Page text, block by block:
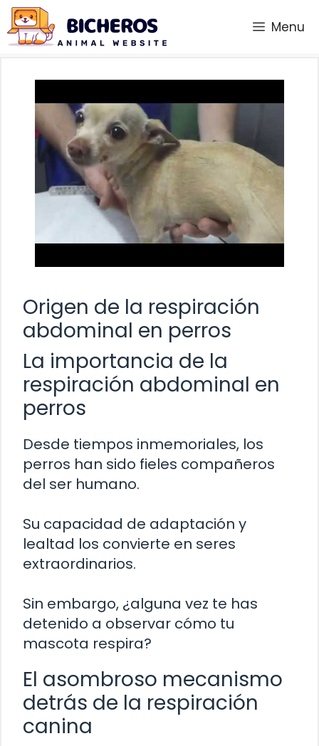
Saltar
al
contenido
Menu
Origen de la respiración
abdominal en perros
La importancia de la
respiración abdominal en
perros
Desde tiempos inmemoriales, los
perros han sido fieles compañeros
del ser humano.
Su capacidad de adaptación y
lealtad los convierte en seres
extraordinarios.
Sin embargo, ¿alguna vez te has
detenido a observar cómo tu
mascota respira?
El asombroso mecanismo
detrás de la respiración
canina